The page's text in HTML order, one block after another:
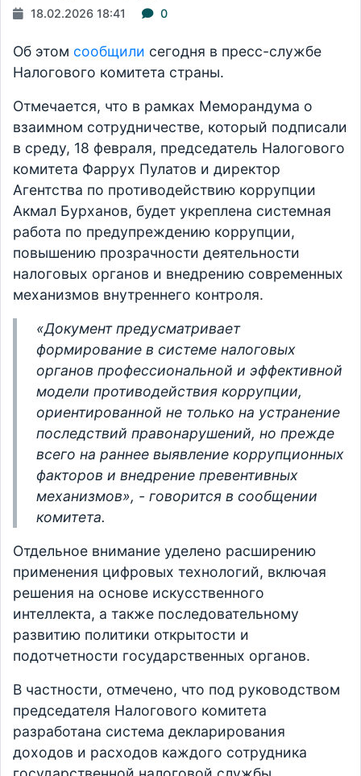
18.02.2026 18:41 0
Об этом сообщили сегодня в пресс-службе
Налогового комитета страны.
Отмечается, что в рамках Меморандума о
взаимном сотрудничестве, который подписали
в среду, 18 февраля, председатель Налогового
комитета Фаррух Пулатов и директор
Агентства по противодействию коррупции
Акмал Бурханов, будет укреплена системная
работа по предупреждению коррупции,
повышению прозрачности деятельности
налоговых органов и внедрению современных
механизмов внутреннего контроля.
«Документ предусматривает
формирование в системе налоговых
органов профессиональной и эффективной
модели противодействия коррупции,
ориентированной не только на устранение
последствий правонарушений, но прежде
всего на раннее выявление коррупционных
факторов и внедрение превентивных
механизмов», - говорится в сообщении
комитета.
Отдельное внимание уделено расширению
применения цифровых технологий, включая
решения на основе искусственного
интеллекта, а также последовательному
развитию политики открытости и
подотчетности государственных органов.
В частности, отмечено, что под руководством
председателя Налогового комитета
разработана система декларирования
доходов и расходов каждого сотрудника